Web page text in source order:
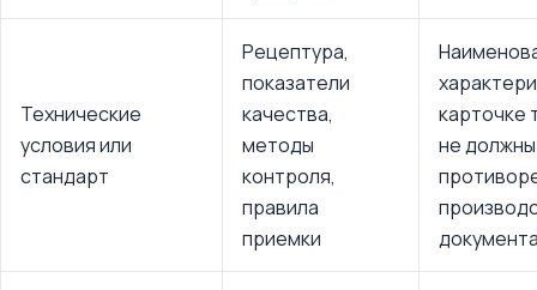
Технические
условия или
стандарт
Рецептура,
показатели
качества,
методы
контроля,
правила
приемки
карточке
не должны